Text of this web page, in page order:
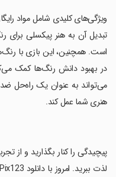
‏ویژگی‌های کلیدی شامل مواد
تبدیل آن به هنر پیکسلی برای
است. همچنین، این بازی با
می‌تواند به عنوان یک راه‌حل
هنری شما عمل کند.
‏پیچیدگی را کنار بگذارید و از